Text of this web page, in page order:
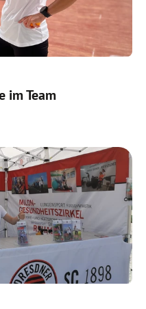
im Team